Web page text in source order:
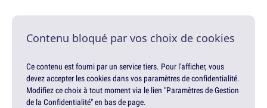
Contenu bloqué par vos choix de cookies
Ce contenu est fourni par un service tiers. Pour l'afficher, vous
devez accepter les cookies dans vos paramètres de confidentialité.
Modifiez ce choix à tout moment via le lien "Paramètres de Gestion
de la Confidentialité" en bas de page.